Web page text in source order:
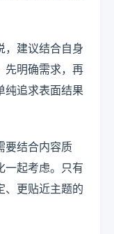
，建议结合自身
先明确需求，再
纯追求表面结果
要结合内容质
一起考虑。只有
、更贴近主题的